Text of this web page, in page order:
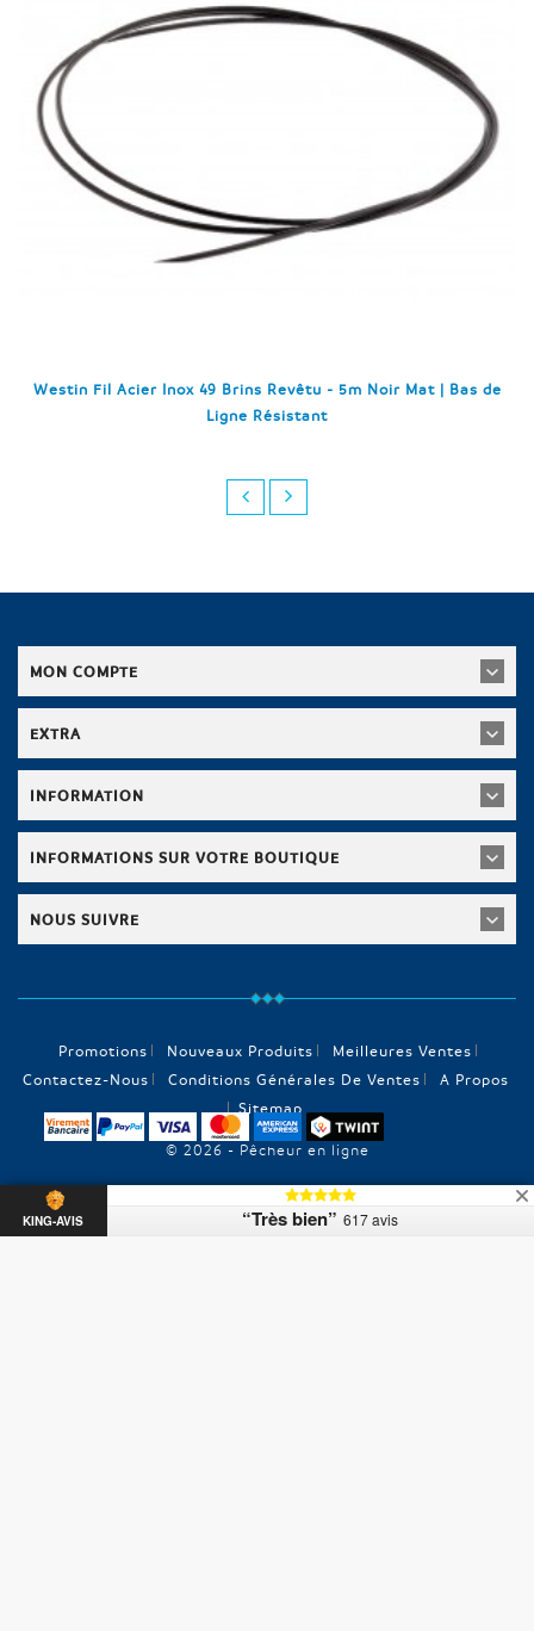
Westin Fil Acier Inox 49 Brins Revêtu - 5m Noir Mat | Bas de
Ligne Résistant
MON COMPTE
EXTRA
INFORMATION
INFORMATIONS SUR VOTRE BOUTIQUE
NOUS SUIVRE
Promotions Nouveaux Produits
Meilleures Ventes
Contactez-Nous
Conditions Générales De Ventes
A Propos
Sitemap
© 2026 - Pêcheur en ligne
KING-AVIS “Très bien” 617 avis